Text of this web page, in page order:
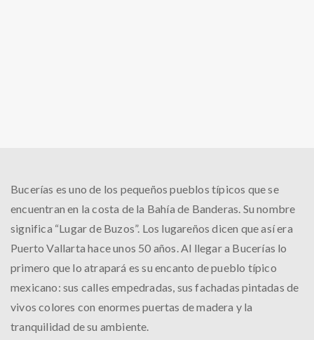
Bucerías es uno de los pequeños pueblos típicos que se
encuentran en la costa de la Bahía de Banderas. Su nombre
significa “Lugar de Buzos”. Los lugareños dicen que así era
Puerto Vallarta hace unos 50 años. Al llegar a Bucerías lo
primero que lo atrapará es su encanto de pueblo típico
mexicano: sus calles empedradas, sus fachadas pintadas de
vivos colores con enormes puertas de madera y la
tranquilidad de su ambiente.